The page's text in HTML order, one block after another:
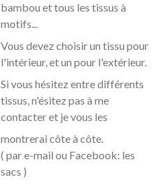
bambou et tous les tissus à
motifs...
Vous devez choisir un tissu pour
l'intérieur, et un pour l'extérieur.
Si vous hésitez entre différents
tissus, n'ésitez pas à me
contacter et je vous les
montrerai côte à côte.
( par e-mail ou Facebook: les
sacs )